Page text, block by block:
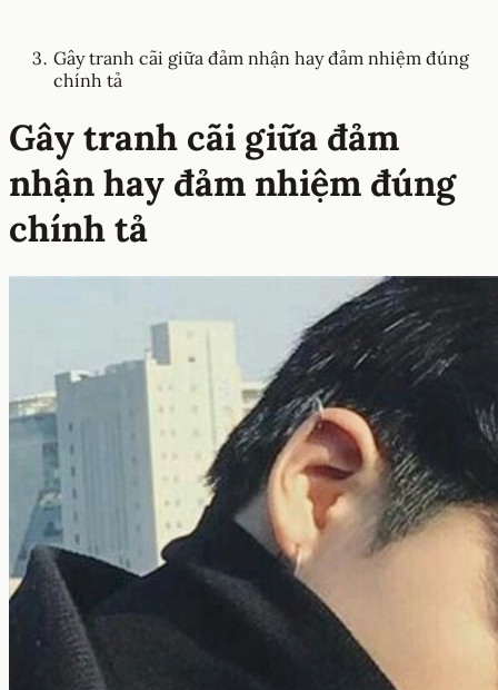
Gây tranh cãi giữa đảm nhận hay đảm nhiệm đúng
chính tả
Gây tranh cãi giữa đảm
nhận hay đảm nhiệm đúng
chính tả